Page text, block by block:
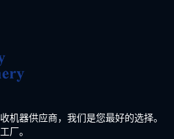
机器供应商，我们是您最好的选择。
厂。